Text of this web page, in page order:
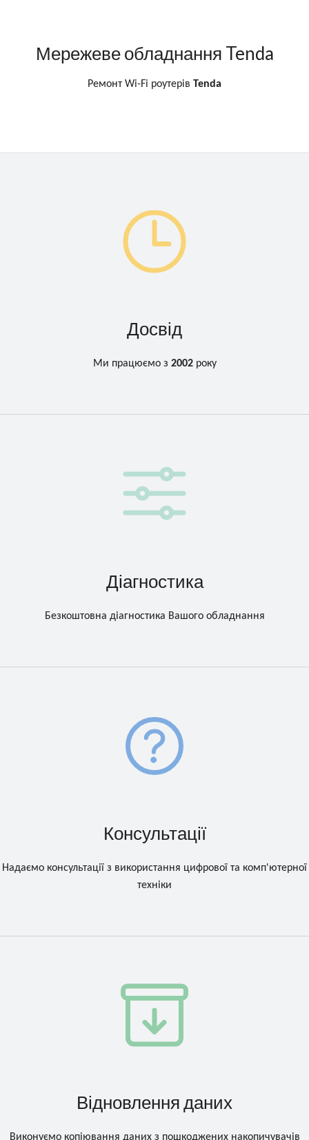
Мережеве обладнання Tenda
Ремонт Wi-Fi роутерів Tenda
Досвід
Ми працюємо з 2002року
Діагностика
Безкоштовна діагностика Вашого обладнання
Консультації
Надаємо консультації з використання цифрової та комп'ютерної
техніки
Відновлення даних
Виконуємо копіювання даних з пошкоджених накопичувачів